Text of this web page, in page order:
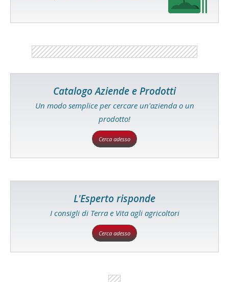
Catalogo Aziende e Prodotti
Un modo semplice per cercare un'azienda o un
prodotto!
Cerca adesso
L'Esperto risponde
I consigli di Terra e Vita agli agricoltori
Cerca adesso